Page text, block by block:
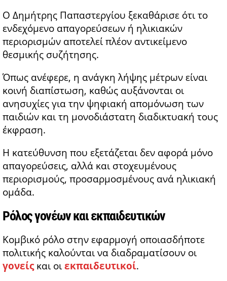
Ο Δημήτρης Παπαστεργίου ξεκαθάρισε ότι το
ενδεχόμενο απαγορεύσεων ή ηλικιακών
περιορισμών αποτελεί πλέον αντικείμενο
θεσμικής συζήτησης.
Όπως ανέφερε, η ανάγκη λήψης μέτρων είναι
κοινή διαπίστωση, καθώς αυξάνονται οι
ανησυχίες για την ψηφιακή απομόνωση των
παιδιών και τη μονοδιάστατη διαδικτυακή τους
έκφραση.
Η κατεύθυνση που εξετάζεται δεν αφορά μόνο
απαγορεύσεις, αλλά και στοχευμένους
περιορισμούς, προσαρμοσμένους ανά ηλικιακή
ομάδα.
Ρόλος γονέων και εκπαιδευτικών
Κομβικό ρόλο στην εφαρμογή οποιασδήποτε
πολιτικής καλούνται να διαδραματίσουν οι
γονείςκαι οιεκπαιδευτικοί.